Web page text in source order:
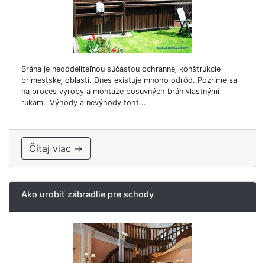
Brána je neoddeliteľnou súčasťou ochrannej konštrukcie
prímestskej oblasti. Dnes existuje mnoho odrôd. Pozrime sa
na proces výroby a montáže posuvných brán vlastnými
rukami. Výhody a nevýhody toht...
Čítaj viac →
Ako urobiť zábradlie pre schody